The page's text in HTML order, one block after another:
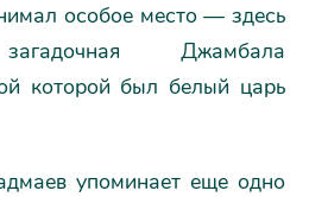
особое место — здесь
Джамбала
которой был белый царь
упоминает еще одно